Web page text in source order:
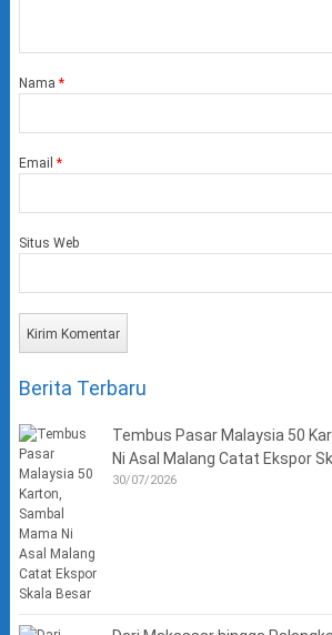
Nama *
Email *
Situs Web
Berita Terbaru
Tembus Pasar Malaysia 50
Ni Asal Malang Catat Ekspor
30/07/2026